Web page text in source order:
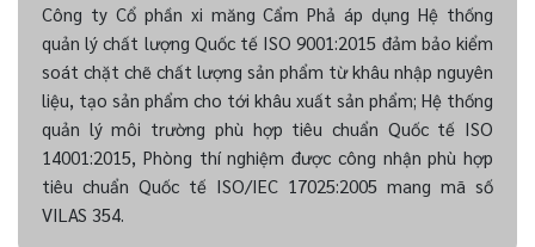
Công ty Cổ phần xi măng Cẩm Phả áp dụng Hệ thống
quản lý chất lượng Quốc tế ISO 9001:2015 đảm bảo kiểm
soát chặt chẽ chất lượng sản phẩm từ khâu nhập nguyên
liệu, tạo sản phẩm cho tới khâu xuất sản phẩm; Hệ thống
quản lý môi trường phù hợp tiêu chuẩn Quốc tế ISO
14001:2015, Phòng thí nghiệm được công nhận phù hợp
tiêu chuẩn Quốc tế ISO/IEC 17025:2005 mang mã số
VILAS 354.